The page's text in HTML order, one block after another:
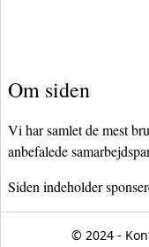
Om siden
Vi har samlet de mest
anbefalede
Siden indeholder
© 2024 -